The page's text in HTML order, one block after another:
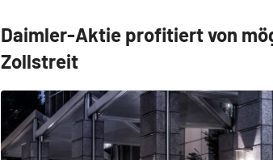
Daimler-Aktie profitiert von
Zollstreit